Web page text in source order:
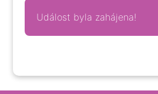
Událost byla zahájena!